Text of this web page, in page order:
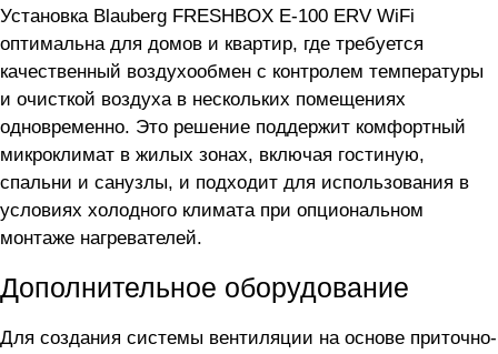
Установка Blauberg FRESHBOX E-100 ERV WiFi
оптимальна для домов и квартир, где требуется
качественный воздухообмен с контролем температуры
и очисткой воздуха в нескольких помещениях
одновременно. Это решение поддержит комфортный
микроклимат в жилых зонах, включая гостиную,
спальни и санузлы, и подходит для использования в
условиях холодного климата при опциональном
монтаже нагревателей.
Дополнительное оборудование
Для создания системы вентиляции на основе приточно-